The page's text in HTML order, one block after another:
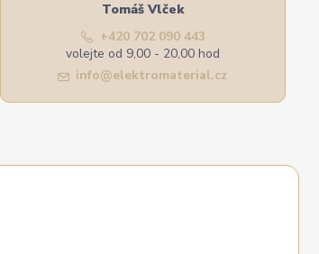
Tomáš Vlček
+420 702 090 443
volejte od 9,00 - 20,00 hod
info@elektromaterial.cz